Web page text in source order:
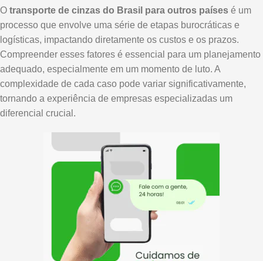
O transporte de cinzas do Brasil para outros países é um
processo que envolve uma série de etapas burocráticas e
logísticas, impactando diretamente os custos e os prazos.
Compreender esses fatores é essencial para um planejamento
adequado, especialmente em um momento de luto. A
complexidade de cada caso pode variar significativamente,
tornando a experiência de empresas especializadas um
diferencial crucial.